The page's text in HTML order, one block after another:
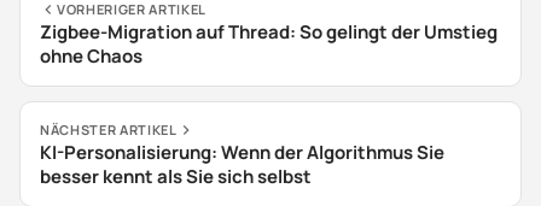
VORHERIGER ARTIKEL
Zigbee-Migration auf Thread: So gelingt der Umstieg
ohne Chaos
NÄCHSTER ARTIKEL
KI-Personalisierung: Wenn der Algorithmus Sie
besser kennt als Sie sich selbst